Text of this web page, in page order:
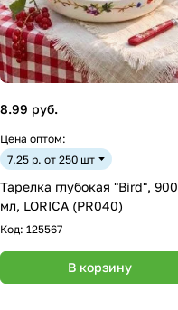
8.99 руб.
Цена оптом:
7.25 р. от 250 шт
Тарелка глубокая "Bird", 900
мл, LORICA (PR040)
Код: 125567
В корзину